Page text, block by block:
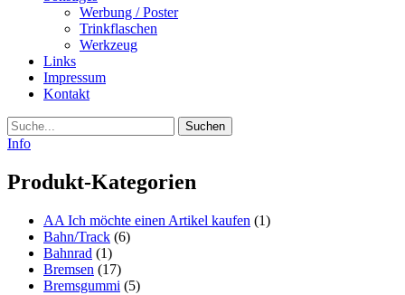
Werbung / Poster
Trinkflaschen
Werkzeug
Links
Impressum
Kontakt
Suche
Info
Produkt-Kategorien
AA Ich möchte einen Artikel kaufen (1)
Bahn/Track (6)
Bahnrad (1)
Bremsen (17)
Bremsgummi (5)